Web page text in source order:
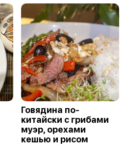
Говядина по-
китайски с грибами
муэр, орехами
кешью и рисом